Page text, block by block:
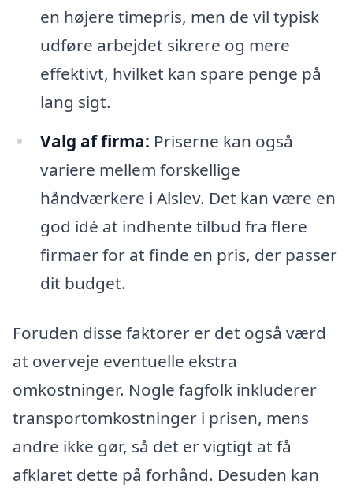
en højere timepris, men de vil typisk
udføre arbejdet sikrere og mere
effektivt, hvilket kan spare penge på
lang sigt.
Valg af firma: Priserne kan også
variere mellem forskellige
håndværkere i Alslev. Det kan være en
god idé at indhente tilbud fra flere
firmaer for at finde en pris, der passer
dit budget.
Foruden disse faktorer er det også værd
at overveje eventuelle ekstra
omkostninger. Nogle fagfolk inkluderer
transportomkostninger i prisen, mens
andre ikke gør, så det er vigtigt at få
afklaret dette på forhånd. Desuden kan